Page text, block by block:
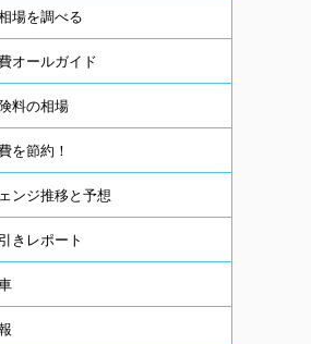
場を調べる
オールガイド
料の相場
を節約！
ンジ推移と予想
きレポート